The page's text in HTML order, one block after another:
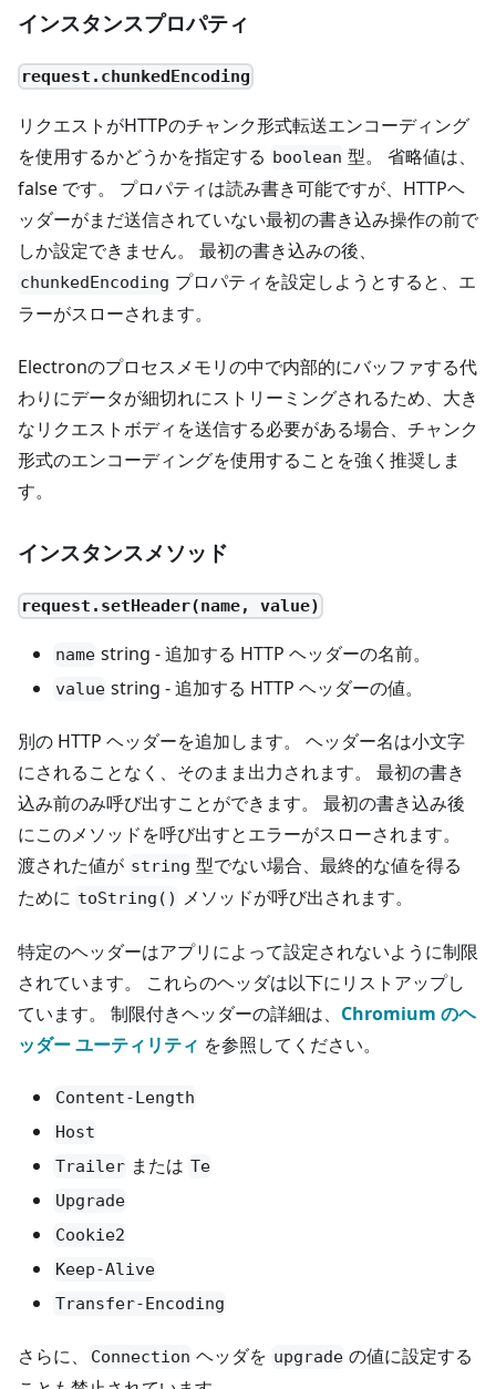
インスタンスプロパティ
request.chunkedEncoding
リクエストがHTTPのチャンク形式転送エンコーディング
を使用するかどうかを指定する boolean 型。 省略値は、
false です。 プロパティは読み書き可能ですが、HTTPヘ
ッダーがまだ送信されていない最初の書き込み操作の前で
しか設定できません。 最初の書き込みの後、
chunkedEncoding プロパティを設定しようとすると、エ
ラーがスローされます。
Electronのプロセスメモリの中で内部的にバッファする代
わりにデータが細切れにストリーミングされるため、大き
なリクエストボディを送信する必要がある場合、チャンク
形式のエンコーディングを使用することを強く推奨しま
す。
インスタンスメソッド
request.setHeader(name, value)
name string - 追加する HTTP ヘッダーの名前。
value string - 追加する HTTP ヘッダーの値。
別の HTTP ヘッダーを追加します。 ヘッダー名は小文字
にされることなく、そのまま出力されます。 最初の書き
込み前のみ呼び出すことができます。 最初の書き込み後
にこのメソッドを呼び出すとエラーがスローされます。
渡された値が string 型でない場合、最終的な値を得る
ために toString() メソッドが呼び出されます。
特定のヘッダーはアプリによって設定されないように制限
されています。 これらのヘッダは以下にリストアップし
ています。 制限付きヘッダーの詳細は、 Chromium のヘ
ッダー ユーティリティ を参照してください。
Content-Length
Host
Trailer または Te
Upgrade
Cookie2
Keep-Alive
Transfer-Encoding
さらに、 Connection ヘッダを upgrade の値に設定する